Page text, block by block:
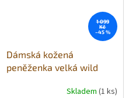
1 099
Kč
–45 %
Dámská kožená
peněženka velká wild
Skladem (1 ks)